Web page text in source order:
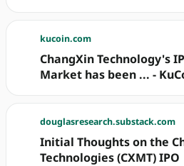
kucoin.com
ChangXin Technology's
Market has been ... -
douglasresearch.substack.com
Initial Thoughts on the
Technologies (CXMT) IPO